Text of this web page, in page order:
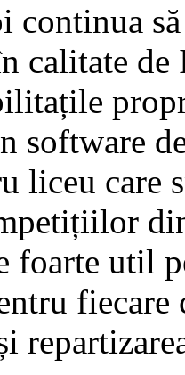
continua
calitate
software
liceu care
foarte util